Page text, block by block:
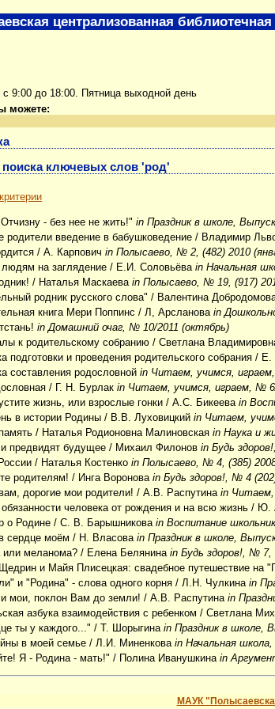
9:00 до 18:00. Пятница выходной день
можете:
поиска ключевых слов 'род'
- без нее не жить!" in Праздник в школе,
родители введение в бабушковедение / Владимир
/ А. Карповичin Полысаево, № 2, (482) 2010
на заглядение / Е.И. Соловьёваin Начальная
/ Наталья Маскаеваin Полысаево, № 19, (917)
родник русского слова" / Валентина
книга Мери Поппинс / Л, Арслановаin
in Домашний очаг, № 10/2011 (октябрь)
к родительскому собранию / Светлана
подготовки и проведения родительского собрания / Е.
составления родословной in Читаем, учимся,
/ Г. Н. Бурлакin Читаем, учимся, играем, №
жизнь, или взрослые гонки / А.С. Бикееваin
в истории Родины / В.В. Луховицкийin Читаем,
/ Наталья Родионовна Малиновскаяin Наука и
предвидят будущее / Михаил Филоновin Будь
/ Наталья Костенкоin Полысаево, № 4, (385)
родителям! / Инга Вороноваin Будь здоров!, № 4
дорогие мои родители! / А.В. Распутинаin Читаем,
человека от рождения и на всю жизнь / Ю.
о Родине / С. В. Барышниковаin Воспитание
сердце моём / Н. Власоваin Праздник в школе,
или меланома? / Елена Белянинаin Будь здоров!, № 7,
и Майя Плисецкая: свадебное путешествие на
и "Родина" - слова одного корня / Л.Н. Чулкинаin
мои, поклон Вам до земли! / А.В. Распутинаin
азбука взаимодействия с ребенком / Светлана
ты у каждого..." / Т. Шорыгинаin Праздник в школе,
в моей семье / Л.И. Миненковаin Начальная
Я - Родина - мать!" / Полина Иванушкинаin
МАУК
централизованная библиотечная